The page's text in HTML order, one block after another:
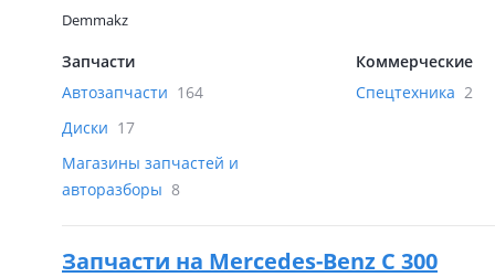
Demmakz
Запчасти
Автозапчасти 164
Диски 17
Магазины запчастей и
авторазборы 8
Коммерческие
Спецтехника 2
Запчасти на Mercedes-Benz C 300